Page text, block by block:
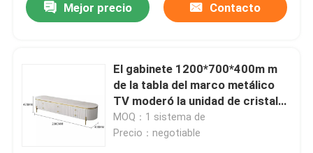
Mejor precio Contacto
El gabinete 1200*700*400m m
de la tabla del marco metálico
TV moderó la unidad de cristal
de la TV
MOQ：1 sistema de
Precio：negotiable